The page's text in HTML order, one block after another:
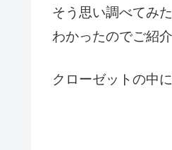
そう思い調べてみ
わかったのでご紹介
クローゼットの中